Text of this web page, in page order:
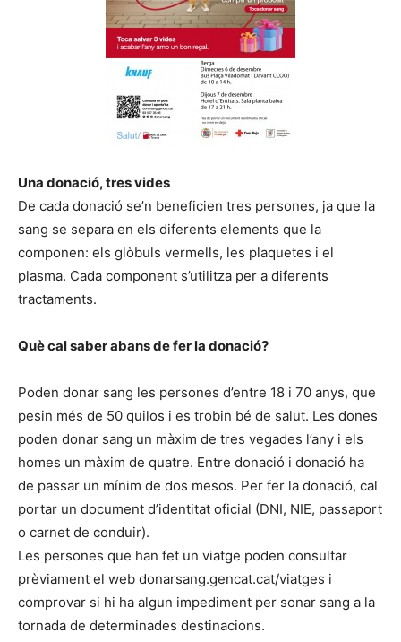
Una donació, tres vides
De cada donació se’n beneficien tres persones, ja que la
sang se separa en els diferents elements que la
componen: els glòbuls vermells, les plaquetes i el
plasma. Cada component s’utilitza per a diferents
tractaments.
Què cal saber abans de fer la donació?
Poden donar sang les persones d’entre 18 i 70 anys, que
pesin més de 50 quilos i es trobin bé de salut. Les dones
poden donar sang un màxim de tres vegades l’any i els
homes un màxim de quatre. Entre donació i donació ha
de passar un mínim de dos mesos. Per fer la donació, cal
portar un document d’identitat oficial (DNI, NIE, passaport
o carnet de conduir).
Les persones que han fet un viatge poden consultar
prèviament el web donarsang.gencat.cat/viatges i
comprovar si hi ha algun impediment per sonar sang a la
tornada de determinades destinacions.